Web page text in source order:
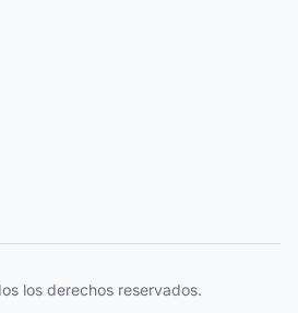
los derechos reservados.